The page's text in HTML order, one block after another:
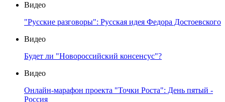
Видео
"Русские разговоры": Русская идея Федора Достоевского
Видео
Будет ли "Новороссийский консенсус"?
Видео
Онлайн-марафон проекта "Точки Роста": День пятый -
Россия